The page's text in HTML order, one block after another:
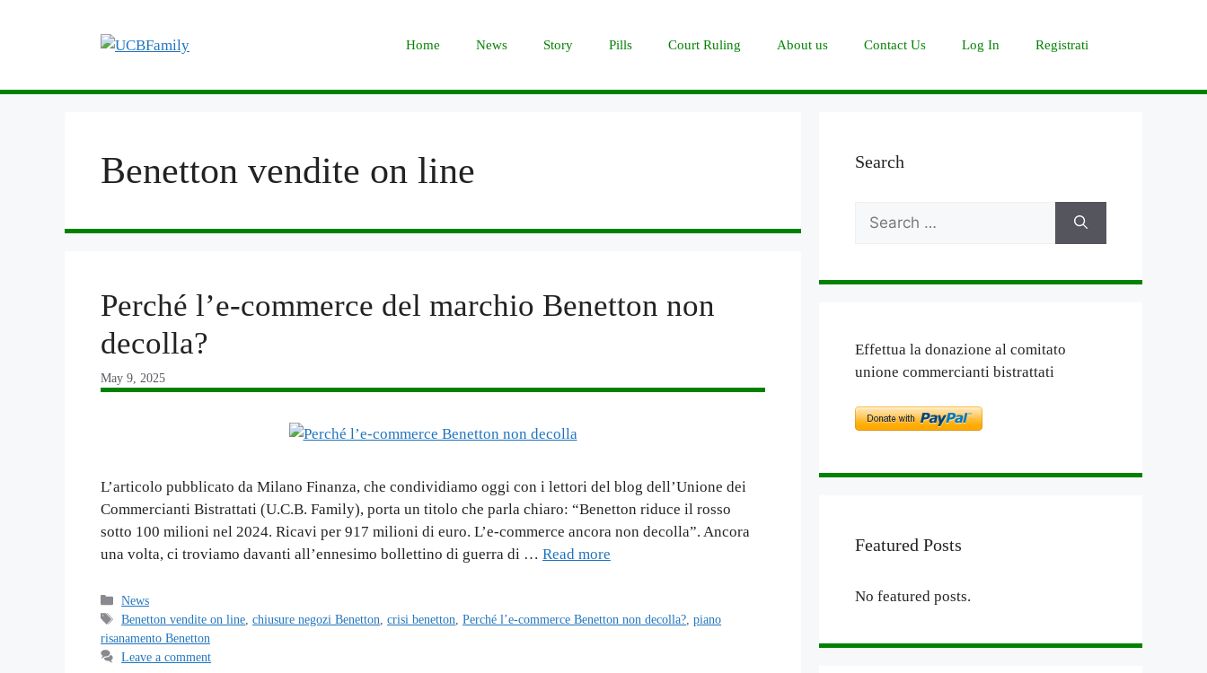
Home News Story Pills Court Ruling About us Contact Us Log In Registrati
Benetton vendite on line
Perché l’e-commerce del marchio Benetton non
decolla?
May 9, 2025
L’articolo pubblicato da Milano Finanza, che condividiamo oggi con i lettori del blog dell’Unione dei
Commercianti Bistrattati (U.C.B. Family), porta un titolo che parla chiaro: “Benetton riduce il rosso
sotto 100 milioni nel 2024. Ricavi per 917 milioni di euro. L’e-commerce ancora non decolla”. Ancora
una volta, ci troviamo davanti all’ennesimo bollettino di guerra di … Read more
Categories
News
Tags
Benetton vendite on line ,chiusure negozi Benetton ,crisi benetton ,Perché l’e-commerce Benetton non decolla? ,piano
risanamento Benetton
Leave a comment
Search
Search
for:
Effettua la donazione al comitato
unione commercianti bistrattati
Featured Posts
No featured posts.